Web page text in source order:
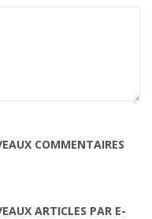
COMMENTAIRES
ARTICLES PAR E-